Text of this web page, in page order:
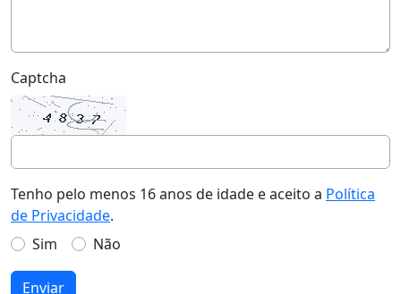
Captcha
Tenho pelo menos 16 anos de idade e aceito a Política
de Privacidade.
Sim
Não
Enviar